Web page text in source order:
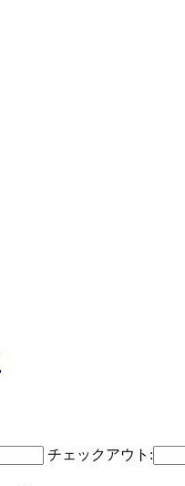
チェックアウト: